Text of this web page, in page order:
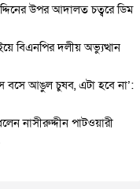
উপর আদালত চত্বরে ডিম
বিএনপির দলীয় অভ্যুত্থান
বসে আঙুল চুষব, এটা হবে না’:
নাসীরুদ্দীন পাটওয়ারী